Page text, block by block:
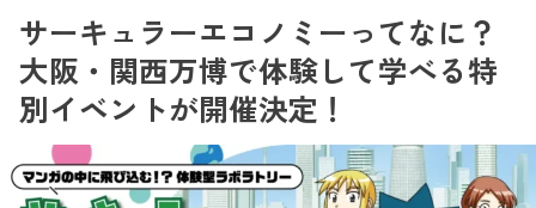
サーキュラーエコノミーってなに？
大阪・関西万博で体験して学べる特
別イベントが開催決定！